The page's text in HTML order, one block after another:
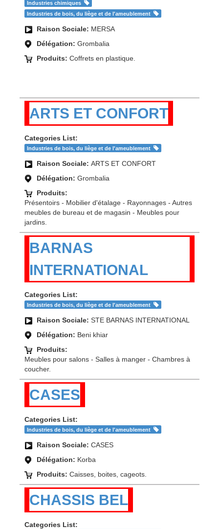
Industries chimiques
Industries de bois, du liège et de l'ameublement
Raison Sociale: MERSA
Délégation: Grombalia
Produits: Coffrets en plastique.
ARTS ET CONFORT
Categories List:
Industries de bois, du liège et de l'ameublement
Raison Sociale: ARTS ET CONFORT
Délégation: Grombalia
Produits:
Présentoirs - Mobilier d'étalage - Rayonnages - Autres
meubles de bureau et de magasin - Meubles pour
jardins.
BARNAS
INTERNATIONAL
Categories List:
Industries de bois, du liège et de l'ameublement
Raison Sociale: STE BARNAS INTERNATIONAL
Délégation: Beni khiar
Produits:
Meubles pour salons - Salles à manger - Chambres à
coucher.
CASES
Categories List:
Industries de bois, du liège et de l'ameublement
Raison Sociale: CASES
Délégation: Korba
Produits: Caisses, boites, cageots.
CHASSIS BEL
Categories List: